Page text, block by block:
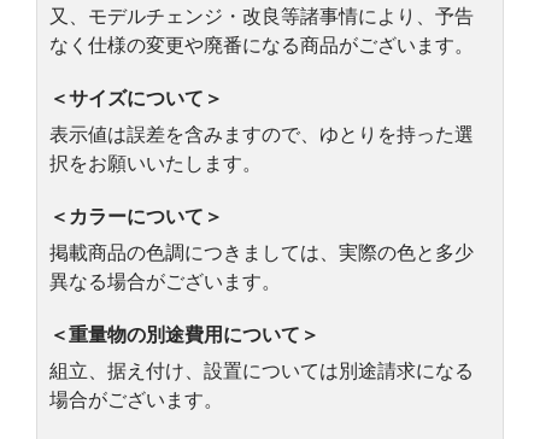
又、モデルチェンジ・改良等諸事情により、予告
なく仕様の変更や廃番になる商品がございます。
＜サイズについて＞
表示値は誤差を含みますので、ゆとりを持った選
択をお願いいたします。
＜カラーについて＞
掲載商品の色調につきましては、実際の色と多少
異なる場合がございます。
＜重量物の別途費用について＞
組立、据え付け、設置については別途請求になる
場合がございます。